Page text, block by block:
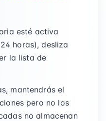
esté activa
horas), desliza
la lista de
mantendrás el
pero no los
no almacenan